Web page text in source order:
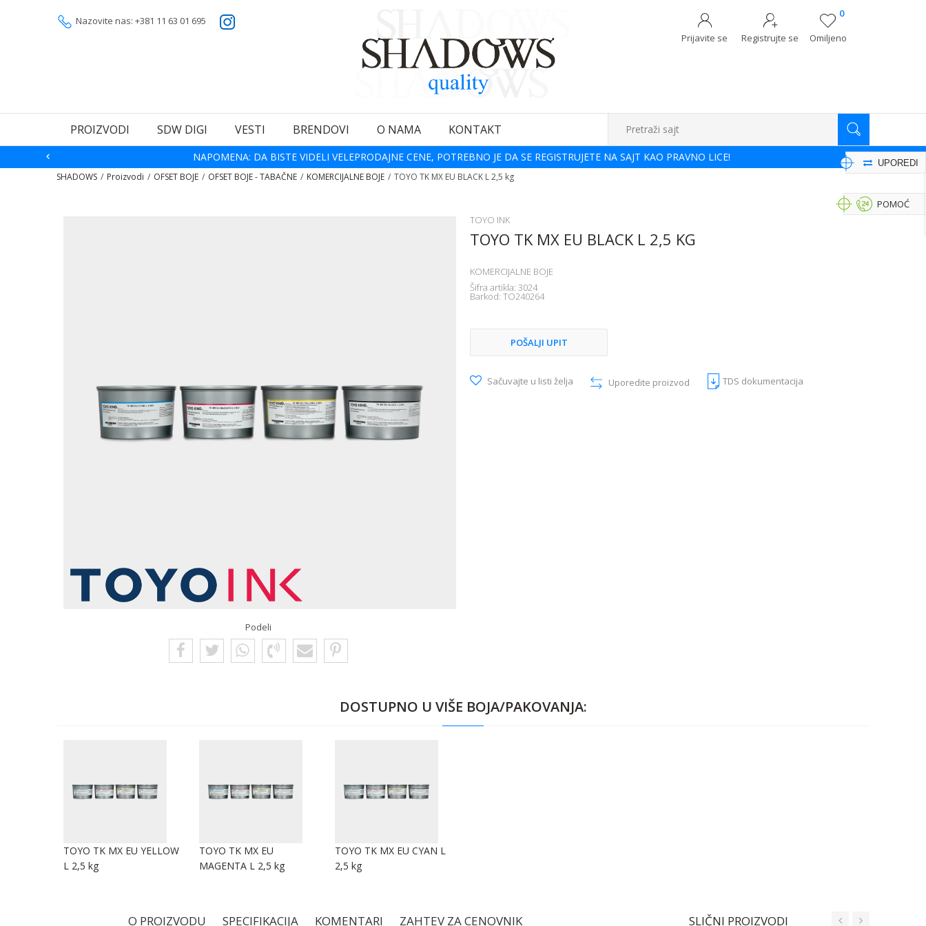
Nazovite nas: +381 11 63 01 695
Omiljeno
0
Prijavite se
Registrujte se
PROIZVODI SDW DIGI VESTI BRENDOVI O NAMA KONTAKT Pretraži sajt
NAPOMENA: DA BISTE VIDELI VELEPRODAJNE CENE, POTREBNO JE DA SE REGISTRUJETE NA SAJT KAO PRAVNO LICE!
SHADOWS Proizvodi OFSET BOJE OFSET BOJE - TABAČNE KOMERCIJALNE BOJE TOYO TK MX EU BLACK L 2,5 kg
UPOREDI
Podeli
TOYO INK
TOYO TK MX EU BLACK L 2,5 KG
KOMERCIJALNE BOJE
Šifra artikla: 3024
Barkod: TO240264
POŠALJI UPIT
Sačuvajte u listi želja Uporedite proizvod TDS dokumentacija
POMOĆ
DOSTUPNO U VIŠE BOJA/PAKOVANJA:
TOYO TK MX EU YELLOW
L 2,5 kg
TOYO TK MX EU
MAGENTA L 2,5 kg
TOYO TK MX EU CYAN L
2,5 kg
O PROIZVODU SPECIFIKACIJA KOMENTARI ZAHTEV ZA CENOVNIK SLIČNI PROIZVODI